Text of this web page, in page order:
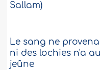
Sallam)
Le sang ne
ni des lochies n'a
jeûne